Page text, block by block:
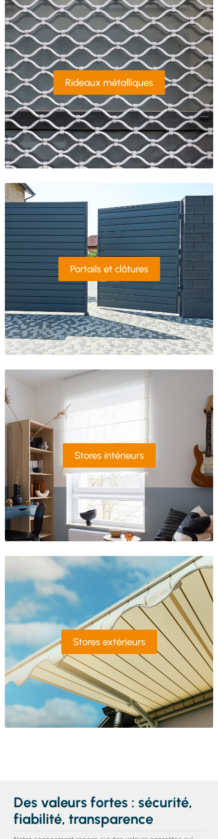
Rideaux métalliques
Portails et clôtures
Stores intérieurs
Stores extérieurs
Des valeurs fortes : sécurité,
fiabilité, transparence